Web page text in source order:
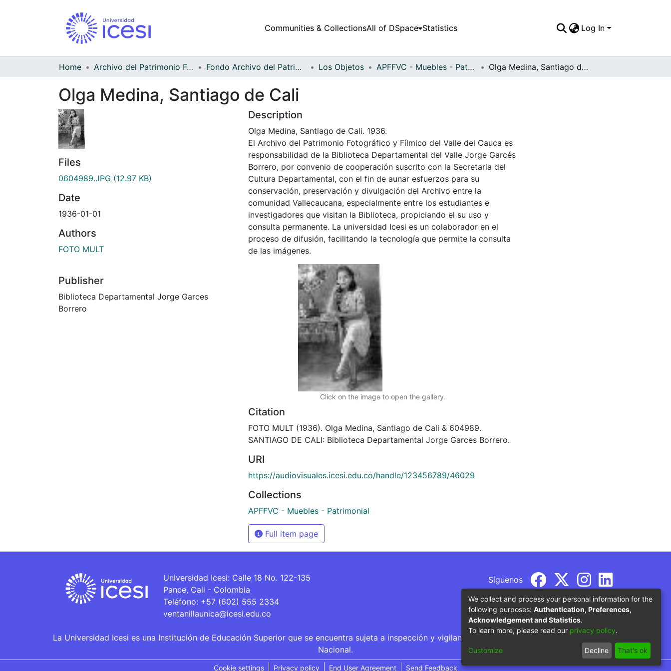
Communities & CollectionsAll of DSpace Statistics Log In
Home Archivo del Patrimonio Fotográfico y Fílmico del Valle del Cauca Fondo Archivo del Patrimonio Fotográfico y Fílmico del Valle del Cauca Los Objetos APFFVC - Muebles - Patrimonial Olga Medina, Santiago de Cali
Olga Medina, Santiago de Cali
Files
0604989.JPG (12.97 KB)
Date
1936-01-01
Authors
FOTO MULT
Publisher
Biblioteca Departamental Jorge Garces
Borrero
Description
Olga Medina, Santiago de Cali. 1936.
El Archivo del Patrimonio Fotográfico y Fílmico del Valle del Cauca es
responsabilidad de la Biblioteca Departamental del Valle Jorge Garcés
Borrero, por convenio de cooperación suscrito con la Secretaria del
Cultura Departamental, con el fin de aunar esfuerzos para su
conservación, preservación y divulgación del Archivo entre la
comunidad Vallecaucana, especialmente entre los estudiantes e
investigadores que visitan la Biblioteca, propiciando el su uso y
consulta permanente. La universidad Icesi es un colaborador en el
proceso de difusión, facilitando la tecnología que permite la consulta
de las imágenes.
Click on the image to open the gallery.
Citation
FOTO MULT (1936). Olga Medina, Santiago de Cali & 604989.
SANTIAGO DE CALI: Biblioteca Departamental Jorge Garces Borrero.
URI
https://audiovisuales.icesi.edu.co/handle/123456789/46029
Collections
APFFVC - Muebles - Patrimonial
Full item page
Universidad Icesi: Calle 18 No. 122-135
Pance, Cali - Colombia
Teléfono: +57 (602) 555 2334
ventanillaunica@icesi.edu.co
Síguenos
La Universidad Icesi es una Institución de Educación Superior que se encuentra sujeta a inspección y vigilancia por parte del Ministerio de Educación
Nacional.
Cookie settings Privacy policy End User Agreement Send Feedback
We collect and process your personal information for the
following purposes: Authentication, Preferences,
Acknowledgement and Statistics.
To learn more, please read our privacy policy.
Customize Decline That's ok